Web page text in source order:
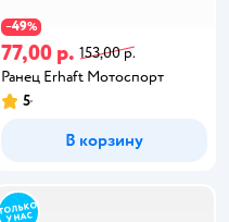
−49%
77,00 р. 153,00 р.
Ранец Erhaft Мотоспорт
5
В корзину